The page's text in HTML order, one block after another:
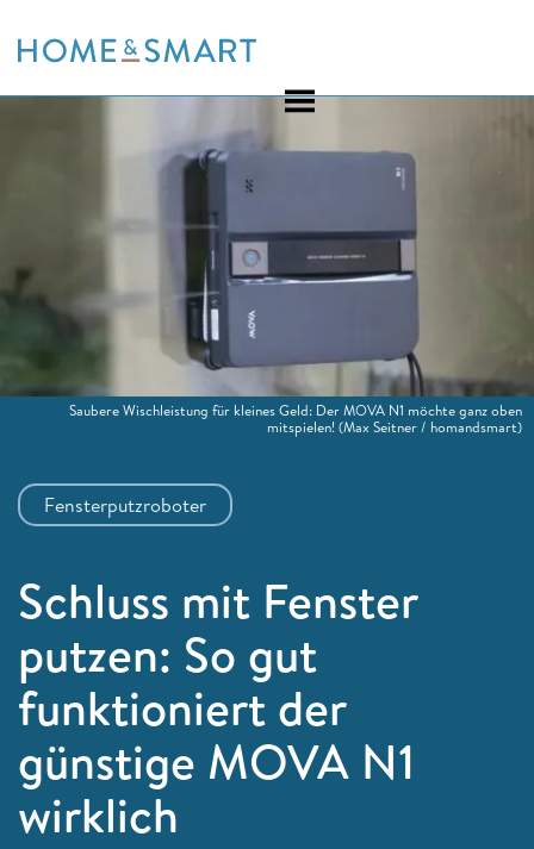
to
Fensterputzroboter
Schluss mit Fenster
putzen: So gut
funktioniert der
günstige MOVA N1
wirklich
Saubere Wischleistung für kleines Geld: Der MOVA N1 möchte ganz oben
mitspielen!(Max Seitner / homandsmart)